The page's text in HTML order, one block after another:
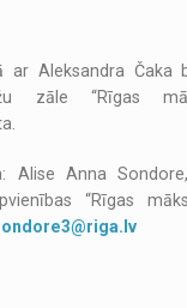
Aleksandra Čaka
zāle “Rīgas
Alise Anna
“Rīgas